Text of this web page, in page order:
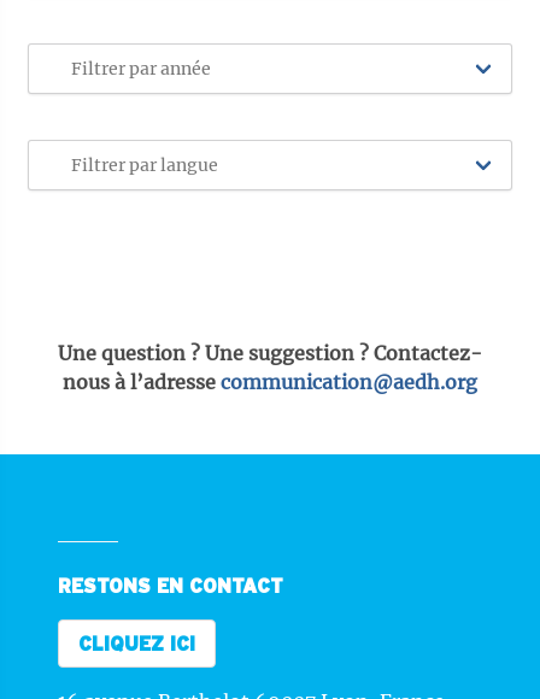
Une question ? Une suggestion ? Contactez-
nous à l’adresse communication@aedh.org
RESTONS EN CONTACT
CLIQUEZ ICI